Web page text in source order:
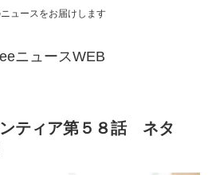
ュースをお届けします
ニュースWEB
ティア第５８話 ネタ